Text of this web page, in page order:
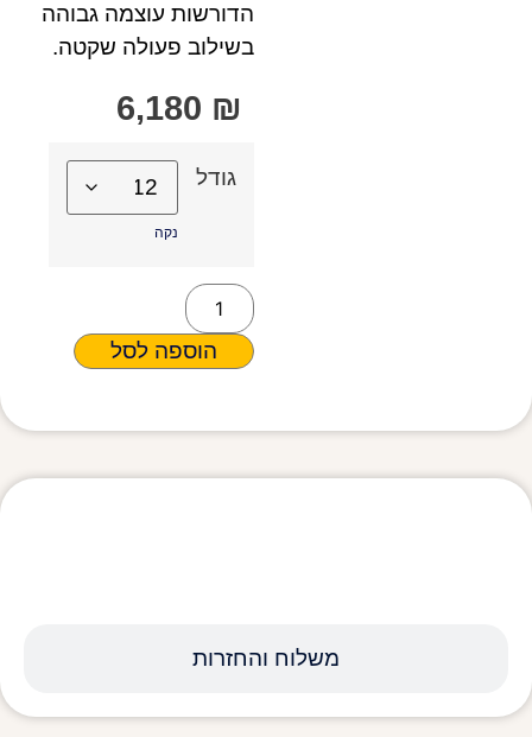
הדורשות עוצמה גבוהה
בשילוב פעולה שקטה.
6,180 ₪
גודל
נקה
הוספה לסל
משלוח והחזרות